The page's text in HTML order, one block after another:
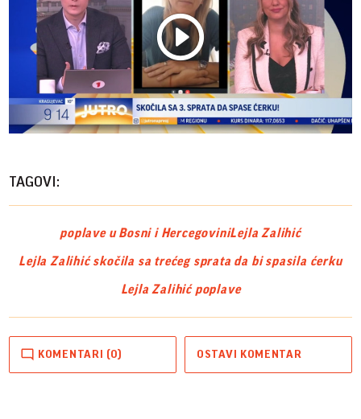
Play
TAGOVI:
poplave u Bosni i HercegoviniLejla Zalihić
Lejla Zalihić skočila sa trećeg sprata da bi spasila ćerku
Lejla Zalihić poplave
KOMENTARI (0) OSTAVI KOMENTAR